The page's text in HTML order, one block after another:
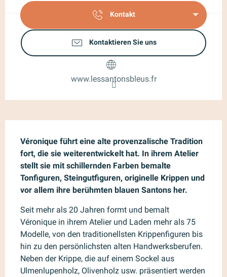
Kontakt
Kontaktieren Sie uns
www.lessantonsbleus.fr
Véronique führt eine alte provenzalische Tradition
fort, die sie weiterentwickelt hat. In ihrem Atelier
stellt sie mit schillernden Farben bemalte
Tonfiguren, Steingutfiguren, originelle Krippen und
vor allem ihre berühmten blauen Santons her.
Seit mehr als 20 Jahren formt und bemalt
Véronique in ihrem Atelier und Laden mehr als 75
Modelle, von den traditionellsten Krippenfiguren bis
hin zu den persönlichsten alten Handwerksberufen.
Neben der Krippe, die auf einem Sockel aus
Ulmenlupenholz, Olivenholz usw. präsentiert werden